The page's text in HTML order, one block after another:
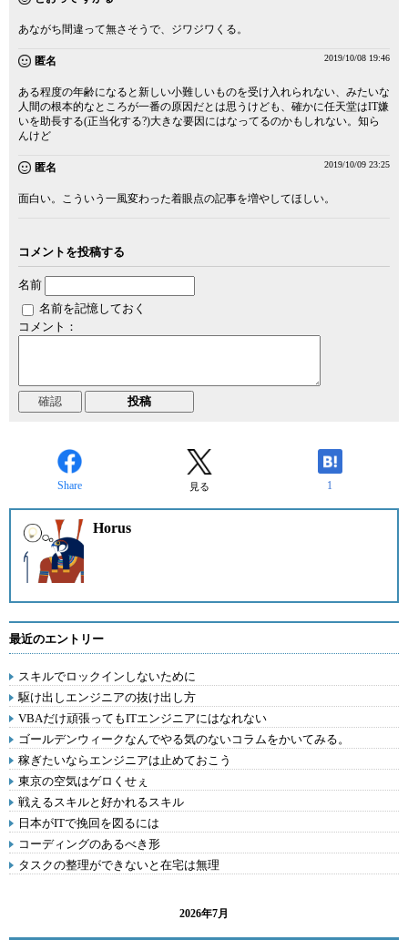
あながち間違って無さそうで、ジワジワくる。
匿名 2019/10/08 19:46
ある程度の年齢になると新しい小難しいものを受け入れられない、みたいな
人間の根本的なところが一番の原因だとは思うけども、確かに任天堂はIT嫌
いを助長する(正当化する?)大きな要因にはなってるのかもしれない。知ら
んけど
匿名 2019/10/09 23:25
面白い。こういう一風変わった着眼点の記事を増やしてほしい。
コメントを投稿する
名前
名前を記憶しておく
コメント：
Share 見る 1
Horus
最近のエントリー
スキルでロックインしないために
駆け出しエンジニアの抜け出し方
VBAだけ頑張ってもITエンジニアにはなれない
ゴールデンウィークなんでやる気のないコラムをかいてみる。
稼ぎたいならエンジニアは止めておこう
東京の空気はゲロくせぇ
戦えるスキルと好かれるスキル
日本がITで挽回を図るには
コーディングのあるべき形
タスクの整理ができないと在宅は無理
2026年7月